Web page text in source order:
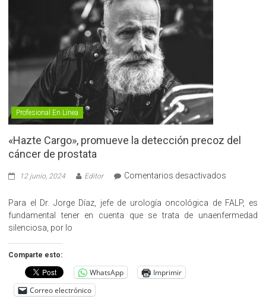
Profesional En Línea
«Hazte Cargo», promueve la detección precoz del
cáncer de prostata
12 junio, 2024 Editor Comentarios desactivados
Cargo»,
promueve
Para el Dr. Jorge Díaz, jefe de urología oncológica de FALP, es
fundamental tener en cuenta que se trata de unaenfermedad
silenciosa, por lo
Comparte esto:
WhatsApp
Imprimir
Correo electrónico